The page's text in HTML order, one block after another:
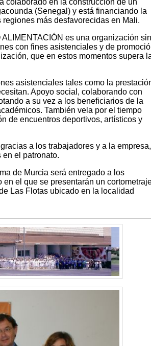
colaborado en la construcción de un
(Senegal) y está financiando la
más desfavorecidas en Mali.
es una organización
con fines asistenciales y de
que en estos momentos supera
asistenciales tales como la
Apoyo social, colaborando con
a su vez a los beneficiarios de la
También vela por el tiempo
de encuentros deportivos, artísticos y
a los trabajadores y a la empresa,
el patronato.
de Murcia será entregado a los
el que se presentarán un
Las Flotas ubicado en la localidad